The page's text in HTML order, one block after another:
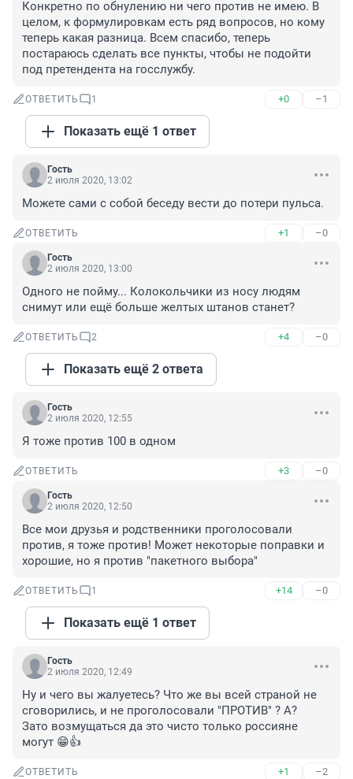
Конкретно по обнулению ни чего против не имею. В
целом, к формулировкам есть ряд вопросов, но кому
теперь какая разница. Всем спасибо, теперь
постараюсь сделать все пункты, чтобы не подойти
под претендента на госслужбу.
ОТВЕТИТЬ 1 +0 –1
Показать ещё 1 ответ
Гость
2 июля 2020, 13:02
Можете сами с собой беседу вести до потери пульса.
ОТВЕТИТЬ +1 –0
Гость
2 июля 2020, 13:00
Одного не пойму... Колокольчики из носу людям
снимут или ещё больше желтых штанов станет?
ОТВЕТИТЬ 2 +4 –0
Показать ещё 2 ответа
Гость
2 июля 2020, 12:55
Я тоже против 100 в одном
ОТВЕТИТЬ +3 –0
Гость
2 июля 2020, 12:50
Все мои друзья и родственники проголосовали
против, я тоже против! Может некоторые поправки и
хорошие, но я против "пакетного выбора"
ОТВЕТИТЬ 1 +14 –0
Показать ещё 1 ответ
Гость
2 июля 2020, 12:49
Ну и чего вы жалуетесь? Что же вы всей страной не
сговорились, и не проголосовали "ПРОТИВ" ? А?
Зато возмущаться да это чисто только россияне
могут 😁👍
ОТВЕТИТЬ +1 –2